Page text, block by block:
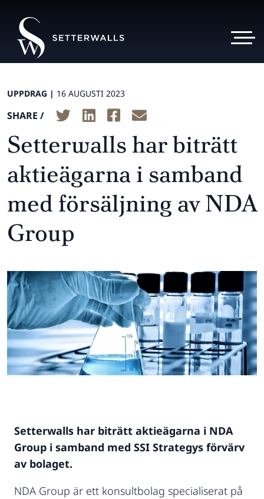
UPPDRAG | 16 AUGUSTI 2023
SHARE /
Setterwalls har biträtt
aktieägarna i samband
med försäljning av NDA
Group
Setterwalls har biträtt aktieägarna i NDA
Group i samband med SSI Strategys förvärv
av bolaget.
NDA Group är ett konsultbolag specialiserat på